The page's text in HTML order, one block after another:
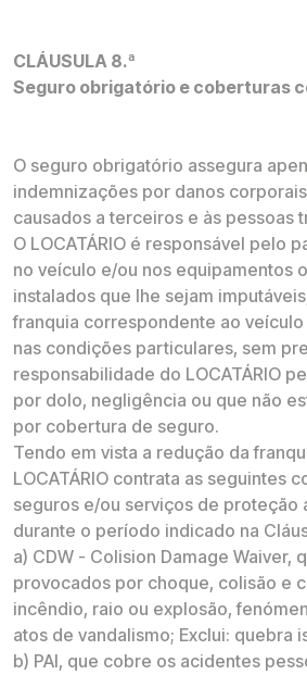
CLÁUSULA 8.ª
Seguro obrigatório e coberturas
O seguro obrigatório assegura
indemnizações por danos
causados a terceiros e às pessoas
O LOCATÁRIO é responsável pelo
no veículo e/ou nos equipamentos
instalados que lhe sejam
franquia correspondente ao
nas condições particulares, sem
responsabilidade do LOCATÁRIO
por dolo, negligência ou que não
por cobertura de seguro.
Tendo em vista a redução da
LOCATÁRIO contrata as seguintes
seguros e/ou serviços de proteção
durante o período indicado na
a) CDW - Colision Damage Waiver,
provocados por choque, colisão e
incêndio, raio ou explosão,
atos de vandalismo; Exclui: quebra
b) PAI, que cobre os acidentes